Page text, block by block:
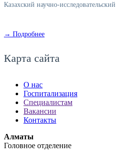
Казахский научно-
→ Подробнее
Карта сайта
О нас
Госпитализация
Специалистам
Вакансии
Контакты
Алматы
Головное отделение